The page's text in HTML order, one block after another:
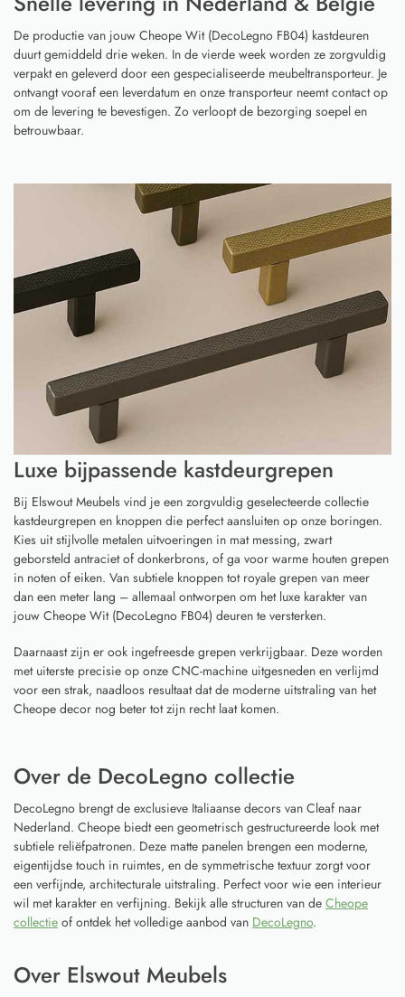
De productie van jouw Cheope Wit (DecoLegno FB04) kastdeuren
duurt gemiddeld drie weken. In de vierde week worden ze zorgvuldig
verpakt en geleverd door een gespecialiseerde meubeltransporteur. Je
ontvangt vooraf een leverdatum en onze transporteur neemt contact op
om de levering te bevestigen. Zo verloopt de bezorging soepel en
betrouwbaar.
Luxe bijpassende kastdeurgrepen
Bij Elswout Meubels vind je een zorgvuldig geselecteerde collectie
kastdeurgrepen en knoppen die perfect aansluiten op onze boringen.
Kies uit stijlvolle metalen uitvoeringen in mat messing, zwart
geborsteld antraciet of donkerbrons, of ga voor warme houten grepen
in noten of eiken. Van subtiele knoppen tot royale grepen van meer
dan een meter lang – allemaal ontworpen om het luxe karakter van
jouw Cheope Wit (DecoLegno FB04) deuren te versterken.
Daarnaast zijn er ook ingefreesde grepen verkrijgbaar. Deze worden
met uiterste precisie op onze CNC-machine uitgesneden en verlijmd
voor een strak, naadloos resultaat dat de moderne uitstraling van het
Cheope decor nog beter tot zijn recht laat komen.
Over de DecoLegno collectie
DecoLegno brengt de exclusieve Italiaanse decors van Cleaf naar
Nederland. Cheope biedt een geometrisch gestructureerde look met
subtiele reliëfpatronen. Deze matte panelen brengen een moderne,
eigentijdse touch in ruimtes, en de symmetrische textuur zorgt voor
een verfijnde, architecturale uitstraling. Perfect voor wie een interieur
wil met karakter en verfijning. Bekijk alle structuren van de Cheope
collectie of ontdek het volledige aanbod van DecoLegno.
Over Elswout Meubels